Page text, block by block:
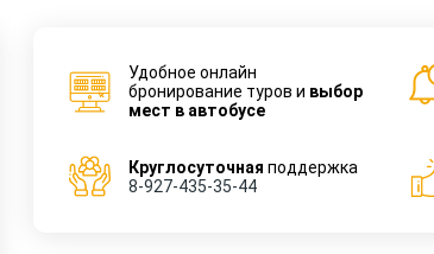
Удобное онлайн
бронирование туров и выбор
мест в автобусе
Круглосуточная поддержка
8-927-435-35-44